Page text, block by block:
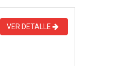
VER DETALLE